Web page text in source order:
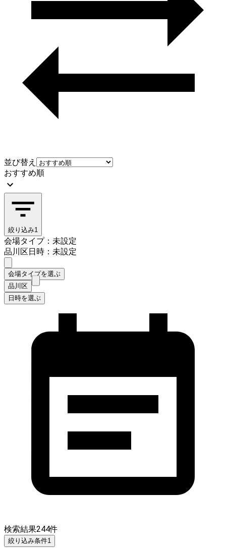
並び替え
おすすめ順
絞り込み1
会場タイプ：未設定
品川区日時：未設定
会場タイプを選ぶ
品川区
日時を選ぶ
検索結果244件
絞り込み条件1